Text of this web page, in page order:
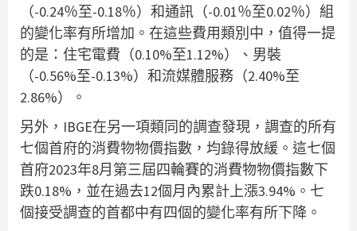
（-0.24％至-0.18％）和通訊（-0.01％至0.02％）組
的變化率有所增加。在這些費用類別中，值得一提
的是：住宅電費（0.10%至1.12%）、男裝
（-0.56%至-0.13%）和流媒體服務（2.40%至
2.86%）。
另外，IBGE在另一項類同的調查發現，調查的所有
七個首府的消費物物價指數，均錄得放緩。這七個
首府2023年8月第三屆四輪賽的消費物物價指數下
跌0.18%，並在過去12個月內累計上漲3.94%。七
個接受調查的首都中有四個的變化率有所下降。